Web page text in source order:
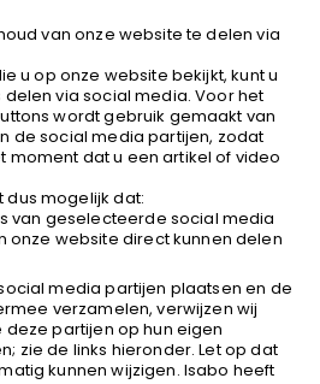
van onze website te delen via
u op onze website bekijkt, kunt u
via social media. Voor het
wordt gebruik gemaakt van
de social media partijen, zodat
moment dat u een artikel of video
dus mogelijk dat:
van geselecteerde social media
onze website direct kunnen delen
media partijen plaatsen en de
verzamelen, verwijzen wij
partijen op hun eigen
zie de links hieronder. Let op dat
kunnen wijzigen. Isabo heeft